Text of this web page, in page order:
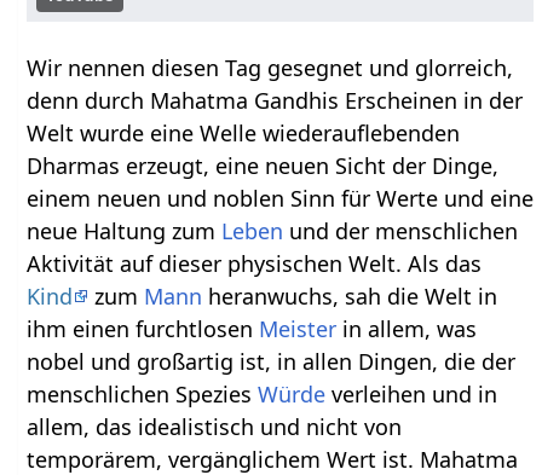
Wir nennen diesen Tag gesegnet und glorreich,
denn durch Mahatma Gandhis Erscheinen in der
Welt wurde eine Welle wiederauflebenden
Dharmas erzeugt, eine neuen Sicht der Dinge,
einem neuen und noblen Sinn für Werte und eine
neue Haltung zum Leben und der menschlichen
Aktivität auf dieser physischen Welt. Als das
Kind
zum Mann heranwuchs, sah die Welt in
ihm einen furchtlosen Meister in allem, was
nobel und großartig ist, in allen Dingen, die der
menschlichen SpeziesWürde verleihen und in
allem, das idealistisch und nicht von
temporärem, vergänglichem Wert ist. Mahatma